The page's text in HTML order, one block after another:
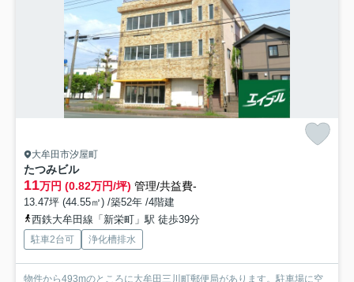
大牟田市汐屋町
たつみビル
11万円 (0.82万円/坪) 管理/共益費-
13.47坪 (44.55㎡) /築52年 /4階建
西鉄大牟田線「新栄町」駅 徒歩39分
駐車2台可 浄化槽排水
物件から493mのところに大牟田三川町郵便局があります。駐車場に空